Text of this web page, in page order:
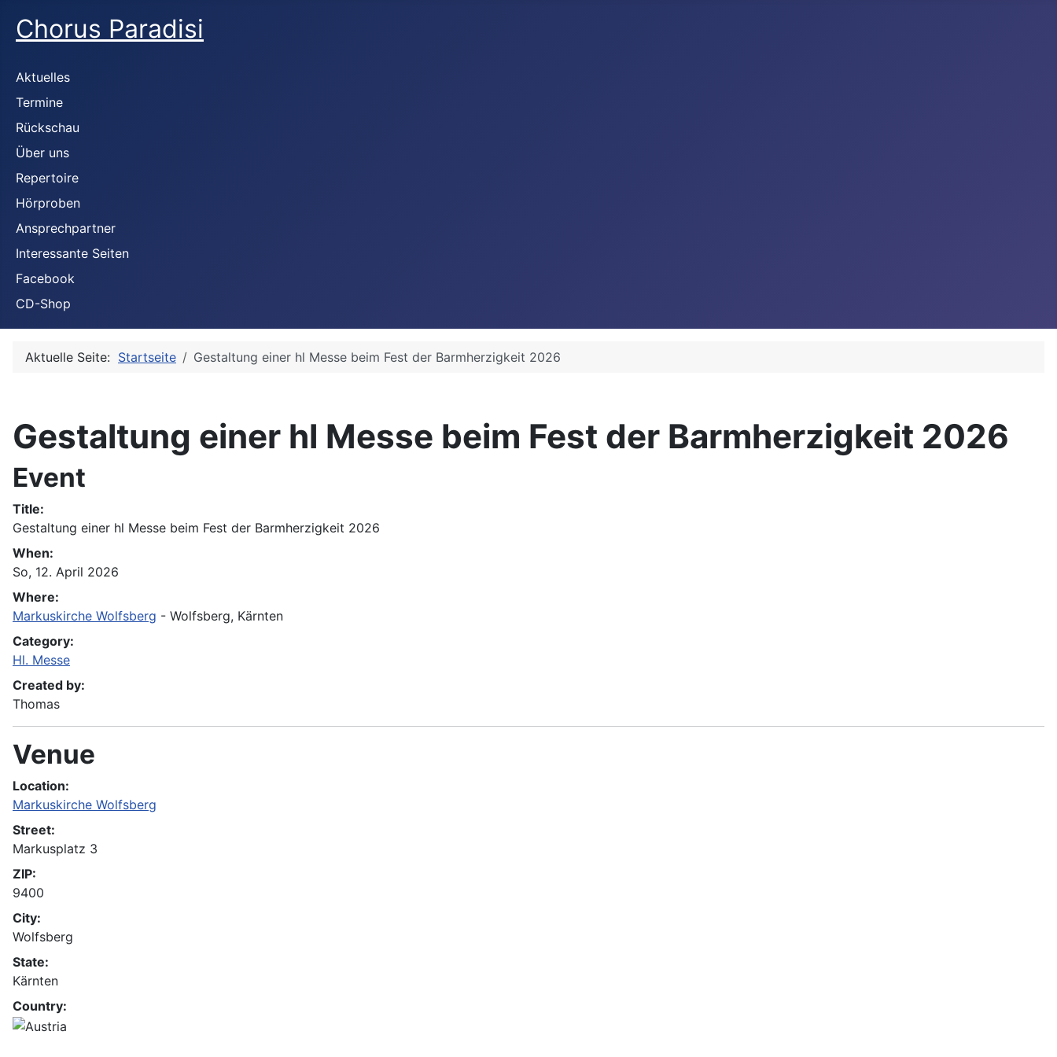
Chorus Paradisi
Aktuelles
Termine
Rückschau
Über uns
Repertoire
Hörproben
Ansprechpartner
Interessante Seiten
Facebook
CD-Shop
Aktuelle Seite: Startseite Gestaltung einer hl Messe beim Fest der Barmherzigkeit 2026
Gestaltung einer hl Messe beim Fest der Barmherzigkeit 2026
Event
Title:
Gestaltung einer hl Messe beim Fest der Barmherzigkeit 2026
When:
So, 12. April 2026
Where:
Markuskirche Wolfsberg - Wolfsberg, Kärnten
Category:
Hl. Messe
Created by:
Thomas
Venue
Location:
Markuskirche Wolfsberg
Street:
Markusplatz 3
ZIP:
9400
City:
Wolfsberg
State:
Kärnten
Country: